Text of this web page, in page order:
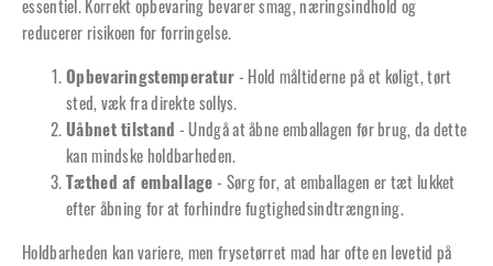
essentiel. Korrekt opbevaring bevarer smag, næringsindhold og
reducerer risikoen for forringelse.
Opbevaringstemperatur - Hold måltiderne på et køligt, tørt
sted, væk fra direkte sollys.
Uåbnet tilstand - Undgå at åbne emballagen før brug, da dette
kan mindske holdbarheden.
Tæthed af emballage - Sørg for, at emballagen er tæt lukket
efter åbning for at forhindre fugtighedsindtrængning.
Holdbarheden kan variere, men frysetørret mad har ofte en levetid på